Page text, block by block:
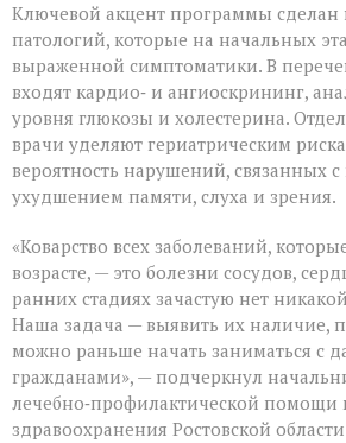
Ключевой акцент программы сделан
патологий, которые на начальных
выраженной симптоматики. В
входят кардио‑ и ангиоскрининг,
уровня глюкозы и холестерина.
врачи уделяют гериатрическим
вероятность нарушений, связанных
ухудшением памяти, слуха и зрения.
«Коварство всех заболеваний,
возрасте, — это болезни сосудов,
ранних стадиях зачастую нет
Наша задача — выявить их наличие,
можно раньше начать заниматься с
гражданами», — подчеркнул
лечебно‑профилактической помощи
здравоохранения Ростовской